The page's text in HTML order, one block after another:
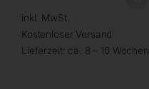
inkl. MwSt.
Kostenloser Versand
Lieferzeit: ca. 8 – 10 Wochen